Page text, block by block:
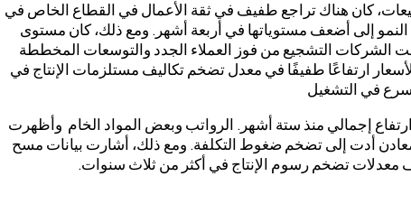
كان هناك تراجع طفيف في ثقة الأعمال في القطاع الخاص في
النمو إلى أضعف مستوياتها في أربعة أشهر. ومع ذلك، كان مستوى
الشركات التشجيع من فوز العملاء الجدد والتوسعات المخططة
ارتفاعًا طفيفًا في معدل تضخم تكاليف مستلزمات الإنتاج في
في التشغيل
إجمالي منذ ستة أشهر. الرواتب وبعض المواد الخام وأظهرت
والمعادن أدت إلى تضخم ضغوط التكلفة. ومع ذلك، أشارت بيانات مسح
معدلات تضخم رسوم الإنتاج في أكثر من ثلاث سنوات.